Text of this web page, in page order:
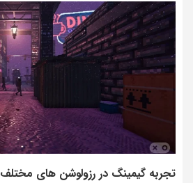
تجربه گیمینگ در رزولوشن های مختلف Full HD و پایین تر